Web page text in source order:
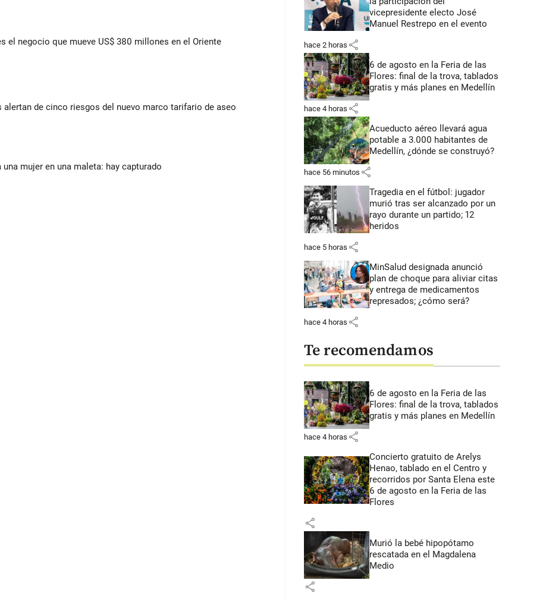
el negocio que mueve US$ 380 millones en el Oriente
de cinco riesgos del nuevo marco tarifario de aseo
mujer en una maleta: hay capturado
vicepresidente electo José
Manuel Restrepo en el evento
hace 2 horas share
6 de agosto en la Feria de las
Flores: final de la trova, tablados
gratis y más planes en Medellín
hace 4 horas share
Acueducto aéreo llevará agua
potable a 3.000 habitantes de
Medellín, ¿dónde se construyó?
hace 56 minutos share
Tragedia en el fútbol: jugador
murió tras ser alcanzado por un
rayo durante un partido; 12
heridos
hace 5 horas share
MinSalud designada anunció
plan de choque para aliviar citas
y entrega de medicamentos
represados; ¿cómo será?
hace 4 horas share
Te recomendamos
6 de agosto en la Feria de las
Flores: final de la trova, tablados
gratis y más planes en Medellín
hace 4 horas share
Concierto gratuito de Arelys
Henao, tablado en el Centro y
recorridos por Santa Elena este
6 de agosto en la Feria de las
Flores
share
Murió la bebé hipopótamo
rescatada en el Magdalena
Medio
share